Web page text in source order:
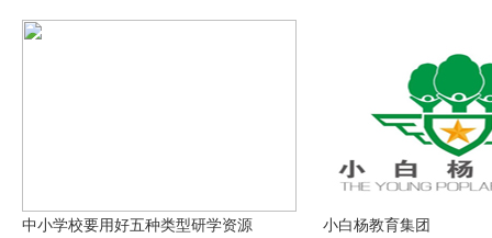
中小学校要用好五种类型研学资源 小白杨教育集团